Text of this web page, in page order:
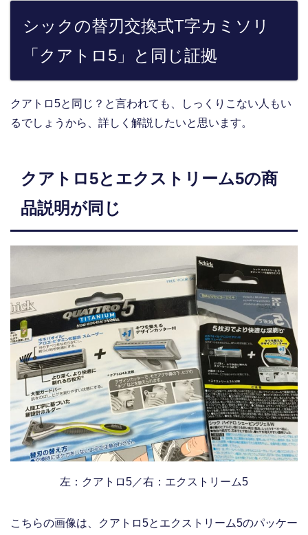
シックの替刃交換式T字カミソリ
「クアトロ5」と同じ証拠
クアトロ5と同じ？と言われても、しっくりこない人もい
るでしょうから、詳しく解説したいと思います。
クアトロ5とエクストリーム5の商
品説明が同じ
左：クアトロ5／右：エクストリーム5
こちらの画像は、クアトロ5とエクストリーム5のパッケー